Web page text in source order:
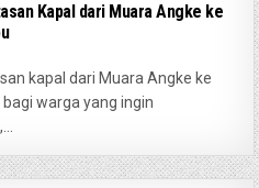
Kapal dari Muara Angke ke
kapal dari Muara Angke ke
warga yang ingin